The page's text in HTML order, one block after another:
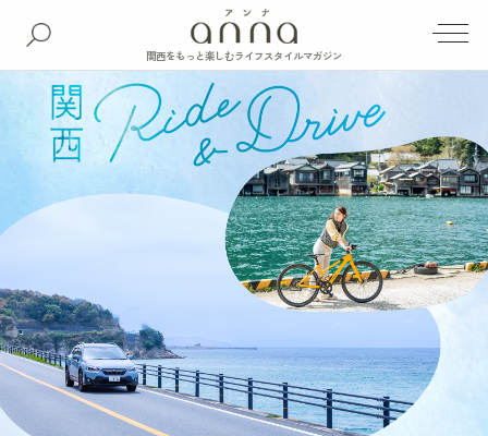
関西をもっと楽しむライフスタイルマガジン